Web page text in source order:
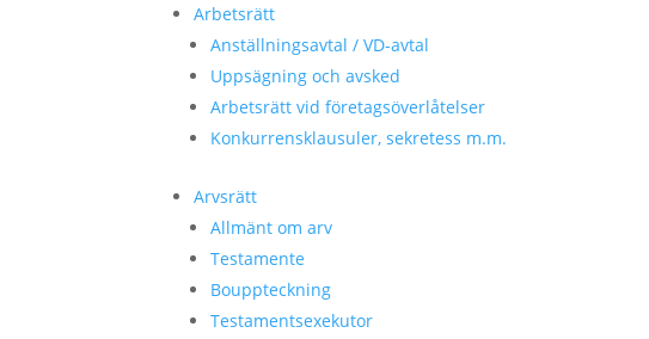
Arbetsrätt
Anställningsavtal / VD-avtal
Uppsägning och avsked
Arbetsrätt vid företagsöverlåtelser
Konkurrensklausuler, sekretess m.m.
Arvsrätt
Allmänt om arv
Testamente
Bouppteckning
Testamentsexekutor